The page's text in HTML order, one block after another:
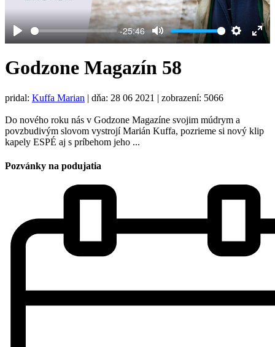
Play
-25:46
Mute Settings
Godzone Magazín 58
pridal: Kuffa Marian | dňa: 28 06 2021 | zobrazení: 5066
Do nového roku nás v Godzone Magazíne svojim múdrym a
povzbudivým slovom vystrojí Marián Kuffa, pozrieme si nový klip
kapely ESPÉ aj s príbehom jeho ...
Pozvánky na podujatia